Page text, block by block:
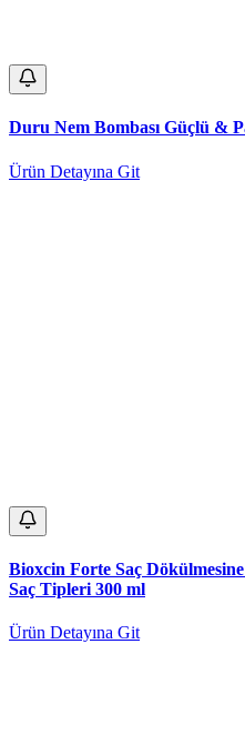
Duru Nem Bombası Güçlü &
Ürün Detayına Git
Bioxcin Forte Saç
Saç Tipleri 300 ml
Ürün Detayına Git